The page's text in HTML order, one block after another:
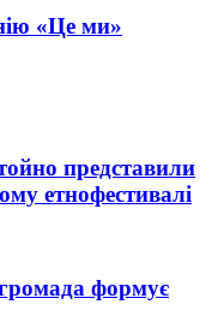
«Це ми»
представили
етнофестивалі
формує